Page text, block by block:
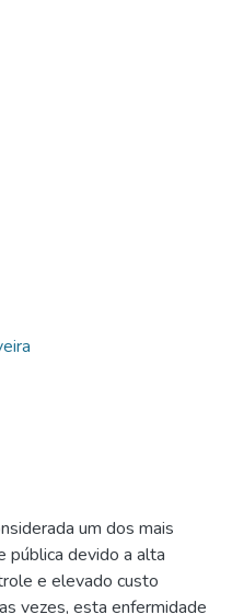
um dos mais
pública devido a alta
e elevado custo
vezes, esta enfermidade